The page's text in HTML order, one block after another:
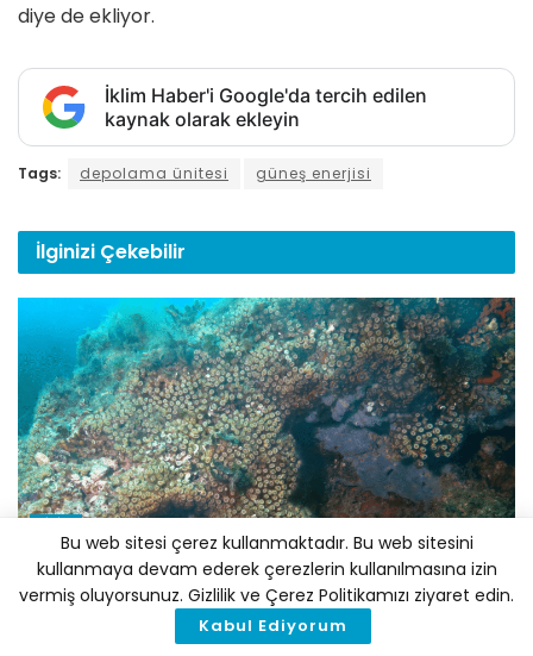
diye de ekliyor.
İklim Haber'i Google'da tercih edilen
kaynak olarak ekleyin
Tags: depolama ünitesi güneş enerjisi
İlginizi Çekebilir
BILIM
Kuzey Ege’de Bir İlk: Bozcaada’da Sert Mercan
Transplantasyonu Gerçekleştirildi
Bu web sitesi çerez kullanmaktadır. Bu web sitesini
kullanmaya devam ederek çerezlerin kullanılmasına izin
vermiş oluyorsunuz. Gizlilik ve Çerez Politikamızı ziyaret edin.
Kabul Ediyorum